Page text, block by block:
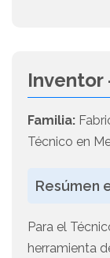
Inventor
Familia:
Técnico en
Resúmen
Para el
herramienta